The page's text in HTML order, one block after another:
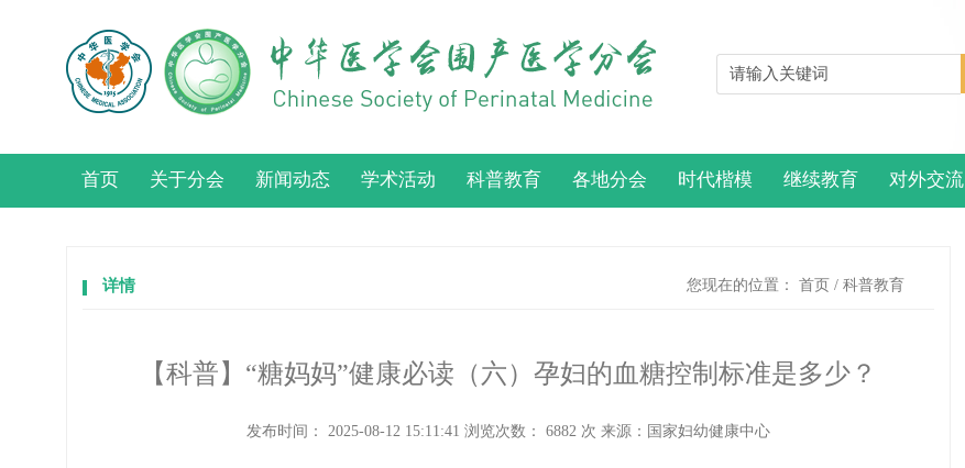
首页 关于分会 新闻动态 学术活动 科普教育 各地分会 时代楷模 继续教育 对外交流
详情 您现在的位置： 首页 / 科普教育
【科普】“糖妈妈”健康必读（六）孕妇的血糖控制标准是多少？
发布时间： 2025-08-12 15:11:41 浏览次数： 6882 次 来源：国家妇幼健康中心